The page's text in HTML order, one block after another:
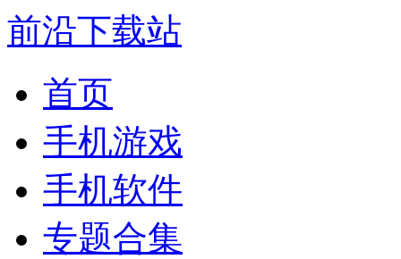
前沿下载站
首页
手机游戏
手机软件
专题合集